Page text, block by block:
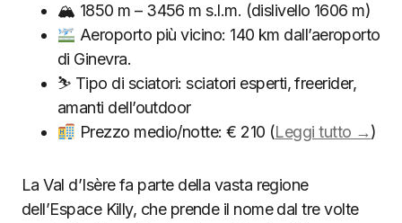
🏔 1850 m – 3456 m s.l.m. (dislivello 1606 m)
Aeroporto più vicino: 140 km dall’aeroporto
di Ginevra.
⛷ Tipo di sciatori: sciatori esperti, freerider,
amanti dell’outdoor
Prezzo medio/notte: € 210 (Leggi tutto →)
La Val d’Isère fa parte della vasta regione
dell’Espace Killy, che prende il nome dal tre volte